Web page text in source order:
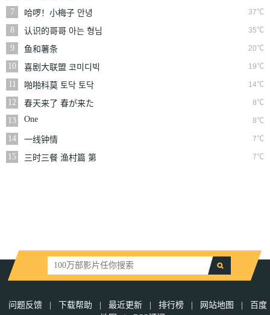
7
37℃
哈啰！小梅子 안녕
자두야
8 35℃
认识的哥哥 아는 형님
9
20℃
鱼和薯条
10
19℃
喜剧大联盟 코미디빅
리그
11 14℃
啪啪科莫 토닥 토닥
꼬모
12 8℃
春天来了 春が来た
13
8℃
One
14 7℃
一线钟情
15
7℃
三时三餐 渔村篇 第
问题反馈 下载帮助 最近更新 排行榜 网站地图
百度